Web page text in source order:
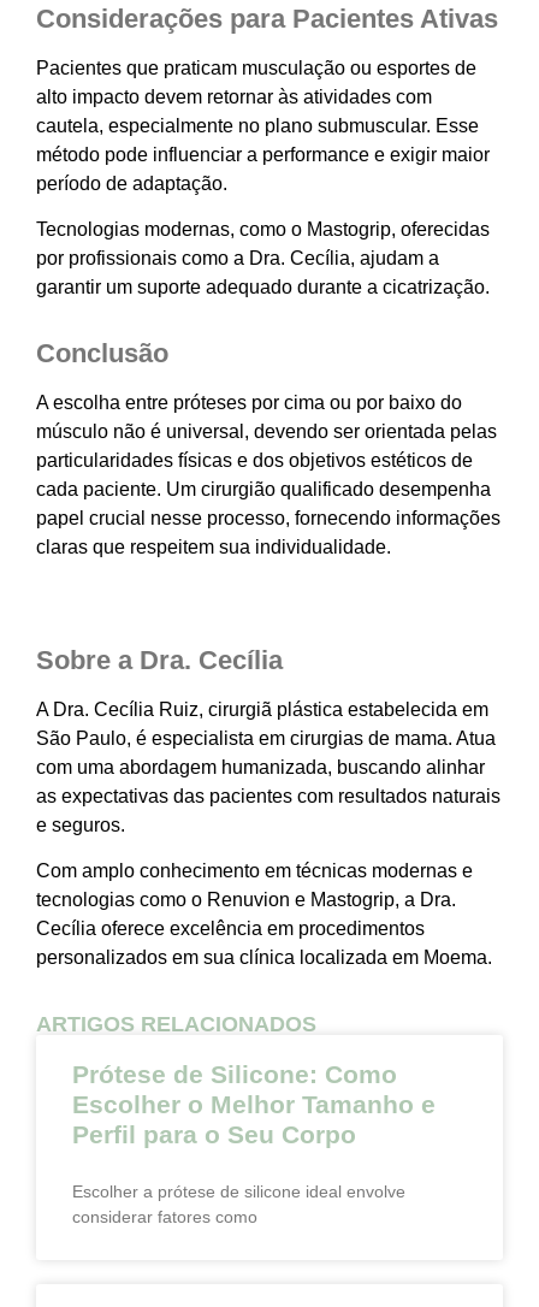
Considerações para Pacientes Ativas
Pacientes que praticam musculação ou esportes de
alto impacto devem retornar às atividades com
cautela, especialmente no plano submuscular. Esse
método pode influenciar a performance e exigir maior
período de adaptação.
Tecnologias modernas, como o Mastogrip, oferecidas
por profissionais como a Dra. Cecília, ajudam a
garantir um suporte adequado durante a cicatrização.
Conclusão
A escolha entre próteses por cima ou por baixo do
músculo não é universal, devendo ser orientada pelas
particularidades físicas e dos objetivos estéticos de
cada paciente. Um cirurgião qualificado desempenha
papel crucial nesse processo, fornecendo informações
claras que respeitem sua individualidade.
Sobre a Dra. Cecília
A Dra. Cecília Ruiz, cirurgiã plástica estabelecida em
São Paulo, é especialista em cirurgias de mama. Atua
com uma abordagem humanizada, buscando alinhar
as expectativas das pacientes com resultados naturais
e seguros.
Com amplo conhecimento em técnicas modernas e
tecnologias como o Renuvion e Mastogrip, a Dra.
Cecília oferece excelência em procedimentos
personalizados em sua clínica localizada em Moema.
ARTIGOS RELACIONADOS
Prótese de Silicone: Como
Escolher o Melhor Tamanho e
Perfil para o Seu Corpo
Escolher a prótese de silicone ideal envolve
considerar fatores como